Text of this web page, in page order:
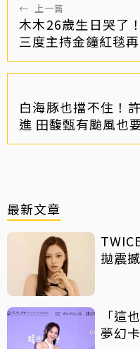
← 上一篇
木木26歲生日哭了
三度主持金鐘紅毯
白海豚也擋不住！
進 田馥甄有颱風也
最新文章
拋震
「這
夢幻